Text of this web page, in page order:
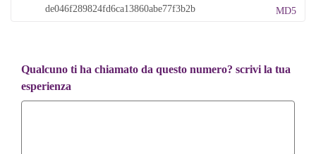
MD5
Qualcuno ti ha chiamato da questo numero? scrivi la tua
esperienza